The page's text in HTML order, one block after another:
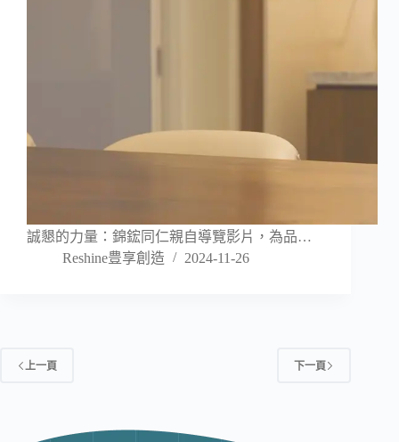
誠懇的力量：錦鋐同仁親自導覽影片，為品…
Reshine豊享創造
2024-11-26
上一頁 下一頁